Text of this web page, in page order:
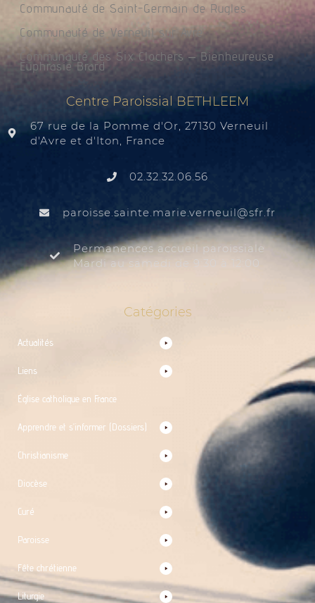
Communauté de Saint-Germain de Rugles
Communauté de Verneuil sur Avre
Communauté des Six Clochers – Bienheureuse
Euphrasie Brard
Centre Paroissial BETHLEEM
67 rue de la Pomme d'Or, 27130 Verneuil
d'Avre et d'Iton, France
02.32.32.06.56
rf.rfs
@liuenrev.eiram.etnias.essiorap
Permanences accueil paroissiale
Mardi au samedi de 9:30 à 12:00
Catégories
Actualités
Liens
Église catholique en France
Apprendre et s’informer (Dossiers)
Christianisme
Diocèse
Curé
Paroisse
Fête chrétienne
Liturgie